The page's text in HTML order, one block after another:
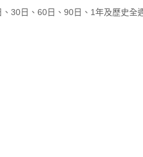
30日、60日、90日、1年及歷史全